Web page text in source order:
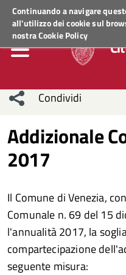
Continuando a navigare
all'utilizzo dei cookie sul
nostraCookie Policy
Regione VenetoACCEDI AI
Condividi
sui social
network
Condividi
Addizionale
2017
Il Comune di Venezia,
Comunale n. 69 del 15
l'annualità 2017, la
compartecipazione
seguente misura: